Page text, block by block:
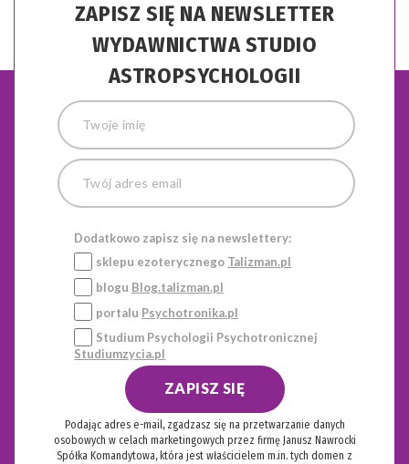
ZAPISZ SIĘ NA NEWSLETTER
WYDAWNICTWA STUDIO
ASTROPSYCHOLOGII
Dodatkowo zapisz się na newslettery:
sklepu ezoterycznego Talizman.pl
blogu Blog.talizman.pl
portalu Psychotronika.pl
Studium Psychologii Psychotronicznej
Studiumzycia.pl
ZAPISZ SIĘ
Podając adres e-mail, zgadzasz się na przetwarzanie danych
osobowych w celach marketingowych przez firmę Janusz Nawrocki
Spółka Komandytowa, która jest właścicielem m.in. tych domen z